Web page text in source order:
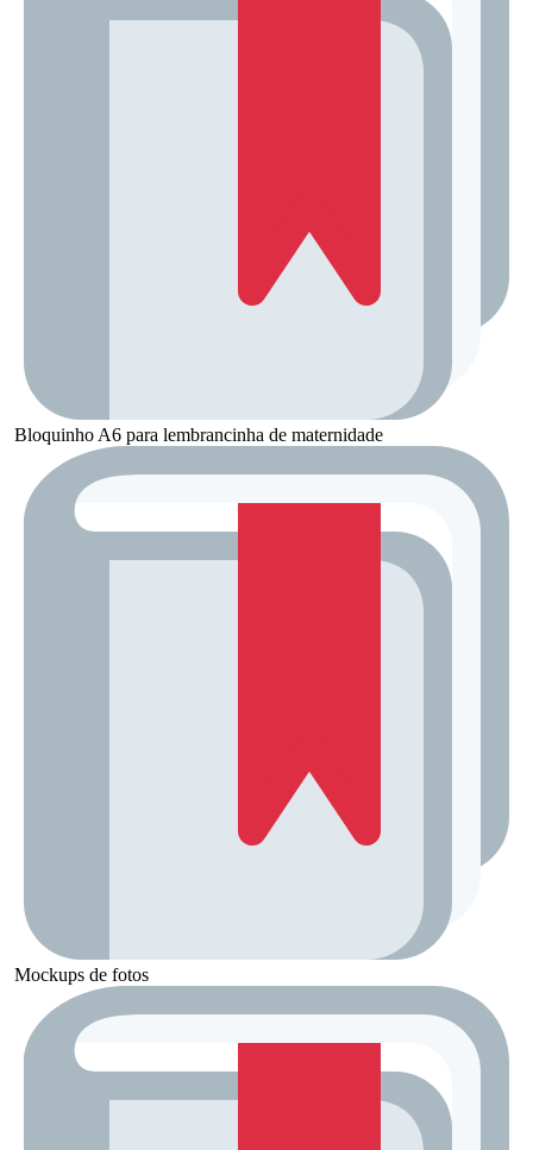
Bloquinho A6 para lembrancinha de maternidade
Mockups de fotos